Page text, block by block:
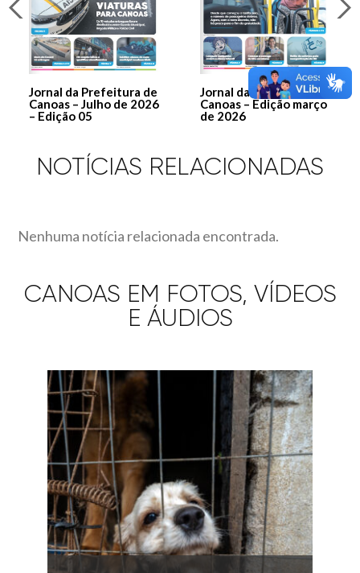
Jornal da Prefeitura de
Canoas – Julho de 2026
– Edição 05
Jornal da Prefeitura de
Canoas – Edição março
de 2026
NOTÍCIAS RELACIONADAS
Nenhuma notícia relacionada encontrada.
CANOAS EM FOTOS, VÍDEOS
E ÁUDIOS